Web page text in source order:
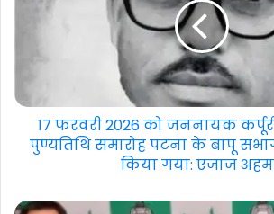
17 फरवरी 2026 को जननायक
पुण्यतिथि समारोह पटना के बापू
किया गया: एजाज